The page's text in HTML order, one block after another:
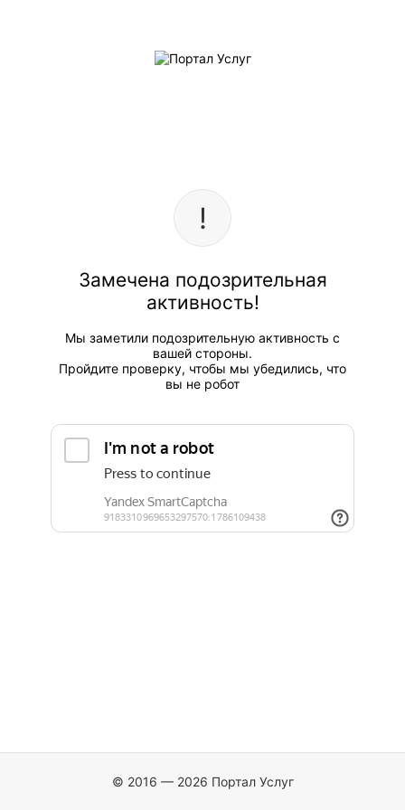
Замечена подозрительная
активность!
Мы заметили подозрительную активность с
вашей стороны.
Пройдите проверку, чтобы мы убедились, что
вы не робот
© 2016 — 2026 Портал Услуг